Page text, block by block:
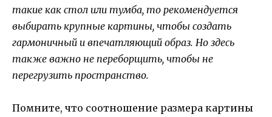
такие как стол или тумба, то рекомендуется
выбирать крупные картины, чтобы создать
гармоничный и впечатляющий образ. Но здесь
также важно не переборщить, чтобы не
перегрузить пространство.
Помните, что соотношение размера картины